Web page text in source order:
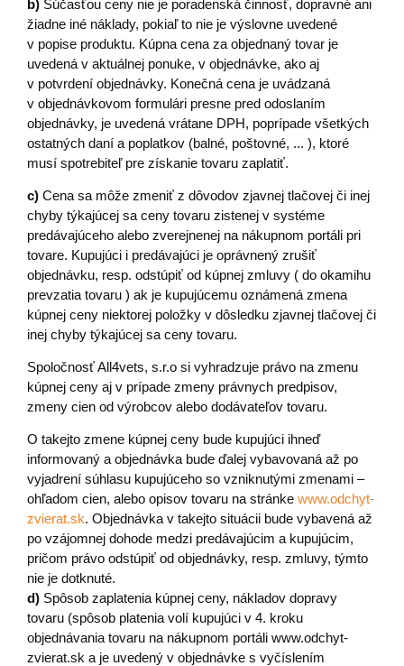
b) Súčasťou ceny nie je poradenská činnosť, dopravné ani
žiadne iné náklady, pokiaľ to nie je výslovne uvedené
v popise produktu. Kúpna cena za objednaný tovar je
uvedená v aktuálnej ponuke, v objednávke, ako aj
v potvrdení objednávky. Konečná cena je uvádzaná
v objednávkovom formulári presne pred odoslaním
objednávky, je uvedená vrátane DPH, poprípade všetkých
ostatných daní a poplatkov (balné, poštovné, ... ), ktoré
musí spotrebiteľ pre získanie tovaru zaplatiť.
c) Cena sa môže zmeniť z dôvodov zjavnej tlačovej či inej
chyby týkajúcej sa ceny tovaru zistenej v systéme
predávajúceho alebo zverejnenej na nákupnom portáli pri
tovare. Kupujúci i predávajúci je oprávnený zrušiť
objednávku, resp. odstúpiť od kúpnej zmluvy ( do okamihu
prevzatia tovaru ) ak je kupujúcemu oznámená zmena
kúpnej ceny niektorej položky v dôsledku zjavnej tlačovej či
inej chyby týkajúcej sa ceny tovaru.
Spoločnosť All4vets, s.r.o si vyhradzuje právo na zmenu
kúpnej ceny aj v prípade zmeny právnych predpisov,
zmeny cien od výrobcov alebo dodávateľov tovaru.
O takejto zmene kúpnej ceny bude kupujúci ihneď
informovaný a objednávka bude ďalej vybavovaná až po
vyjadrení súhlasu kupujúceho so vzniknutými zmenami –
ohľadom cien, alebo opisov tovaru na stránke www.odchyt-
zvierat.sk. Objednávka v takejto situácii bude vybavená až
po vzájomnej dohode medzi predávajúcim a kupujúcim,
pričom právo odstúpiť od objednávky, resp. zmluvy, týmto
nie je dotknuté.
d) Spôsob zaplatenia kúpnej ceny, nákladov dopravy
tovaru (spôsob platenia volí kupujúci v 4. kroku
objednávania tovaru na nákupnom portáli www.odchyt-
zvierat.sk a je uvedený v objednávke s vyčíslením